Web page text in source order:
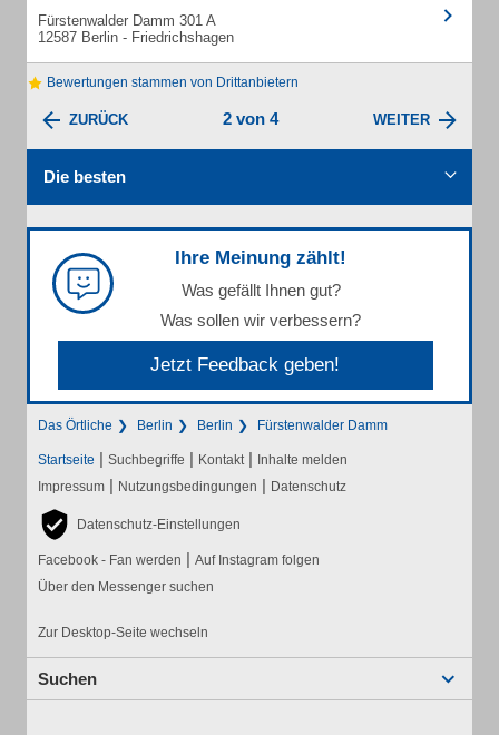
Fürstenwalder Damm 301 A
12587 Berlin - Friedrichshagen
Bewertungen stammen von Drittanbietern
ZURÜCK 2 von 4 WEITER
Die besten
Ihre Meinung zählt!
Was gefällt Ihnen gut?
Was sollen wir verbessern?
Jetzt Feedback geben!
Das Örtliche Berlin Berlin Fürstenwalder Damm
Startseite | Suchbegriffe | Kontakt | Inhalte melden
Impressum | Nutzungsbedingungen | Datenschutz
Datenschutz-Einstellungen
Facebook - Fan werden | Auf Instagram folgen
Über den Messenger suchen
Zur Desktop-Seite wechseln
Suchen